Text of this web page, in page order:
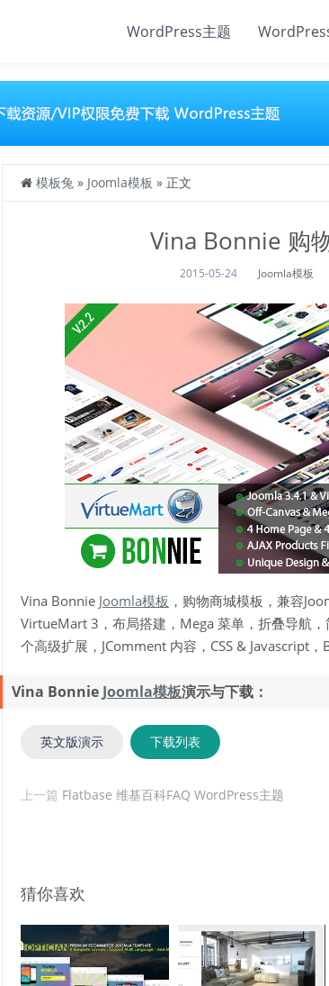
WordPress主题
模板兔 » Joomla模板 » 正文
Vina Bonnie 购
2015-05-24 Joomla模板
Vina Bonnie Joomla模板 ，购物商城模板，兼容
VirtueMart 3，布局搭建，Mega 菜单，折叠导航，
个高级扩展，JComment 内容，CSS & Javascript，
Vina Bonnie Joomla模板演示与下载：
英文版演示 下载列表
上一篇 Flatbase 维基百科FAQ WordPress主题
猜你喜欢